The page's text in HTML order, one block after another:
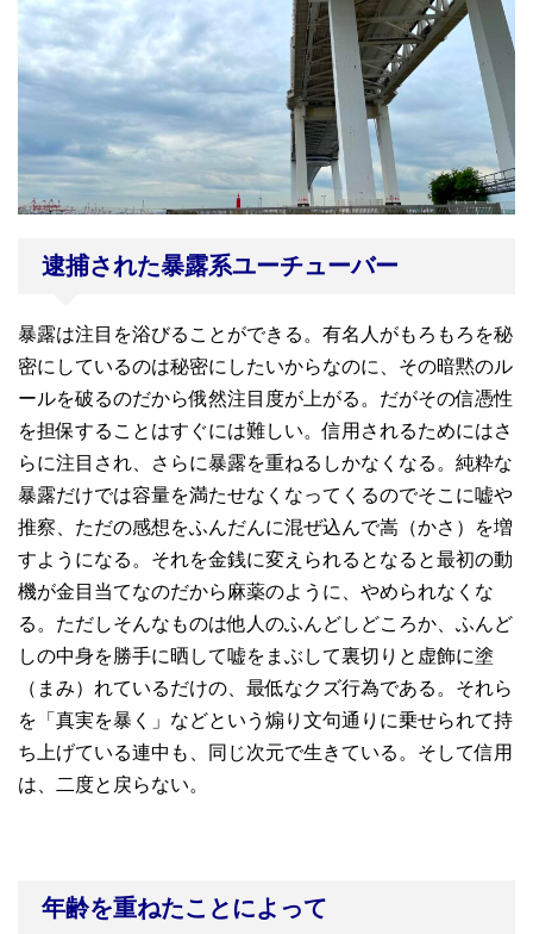
逮捕された暴露系ユーチューバー
暴露は注目を浴びることができる。有名人がもろもろを秘
密にしているのは秘密にしたいからなのに、その暗黙のル
ールを破るのだから俄然注目度が上がる。だがその信憑性
を担保することはすぐには難しい。信用されるためにはさ
らに注目され、さらに暴露を重ねるしかなくなる。純粋な
暴露だけでは容量を満たせなくなってくるのでそこに嘘や
推察、ただの感想をふんだんに混ぜ込んで嵩（かさ）を増
すようになる。それを金銭に変えられるとなると最初の動
機が金目当てなのだから麻薬のように、やめられなくな
る。ただしそんなものは他人のふんどしどころか、ふんど
しの中身を勝手に晒して嘘をまぶして裏切りと虚飾に塗
（まみ）れているだけの、最低なクズ行為である。それら
を「真実を暴く」などという煽り文句通りに乗せられて持
ち上げている連中も、同じ次元で生きている。そして信用
は、二度と戻らない。
年齢を重ねたことによって